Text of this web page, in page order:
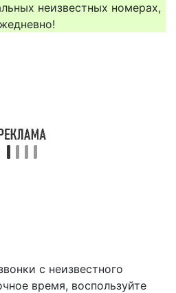
неизвестных номерах,
с неизвестного
время, воспользуйте